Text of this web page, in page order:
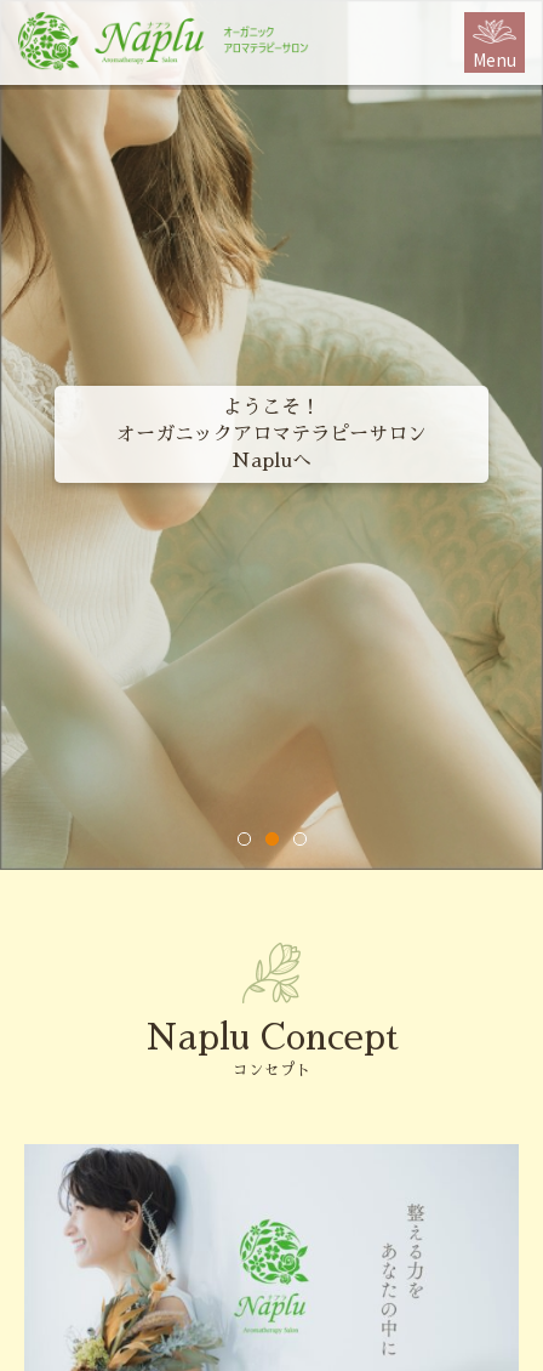
ス
ッ
プ
Menu
ようこそ！
オーガニックアロマテラピーサロン
Napluへ
Naplu Concept
コンセプト